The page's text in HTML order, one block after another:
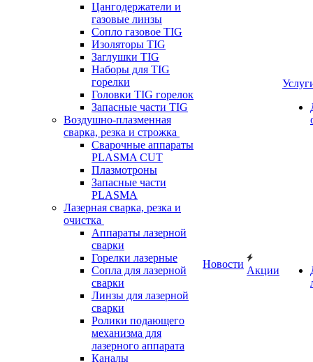
Цангодержатели и
газовые линзы
Сопло газовое TIG
Изоляторы TIG
Заглушки TIG
Наборы для TIG
горелки
Головки TIG горелок
Запасные части TIG
Воздушно-плазменная
сварка, резка и строжка
Сварочные аппараты
PLASMA CUT
Плазмотроны
Запасные части
PLASMA
Лазерная сварка, резка и
очистка
Аппараты лазерной
сварки
Горелки лазерные
Сопла для лазерной
сварки
Линзы для лазерной
сварки
Ролики подающего
механизма для
лазерного аппарата
Каналы
Новости
Акции